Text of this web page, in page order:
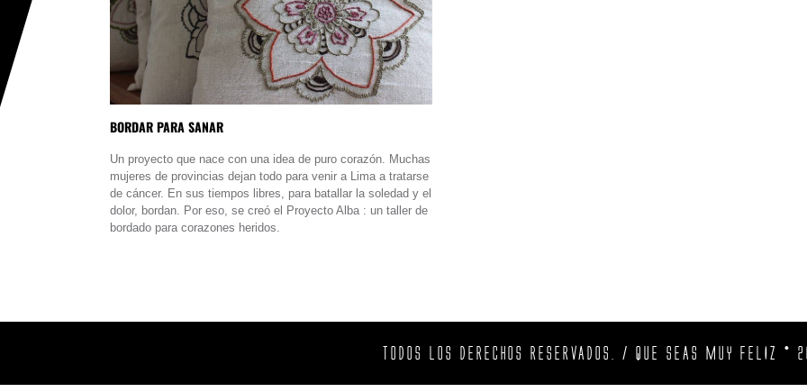
BORDAR PARA SANAR
Un proyecto que nace con una idea de puro corazón. Muchas
mujeres de provincias dejan todo para venir a Lima a tratarse
de cáncer. En sus tiempos libres, para batallar la soledad y el
dolor, bordan. Por eso, se creó el Proyecto Alba : un taller de
bordado para corazones heridos.
TODOS LOS DERECHOS RESERVADOS. / QUE SEAS MUY FELIZ ©